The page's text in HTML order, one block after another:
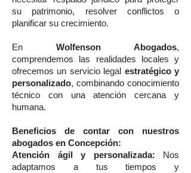
su patrimonio, resolver conflictos o
planificar su crecimiento.
En Wolfenson Abogados,
comprendemos las realidades locales y
ofrecemos un servicio legal estratégico y
personalizado, combinando conocimiento
técnico con una atención cercana y
humana.
Beneficios de contar con nuestros
abogados en Concepción:
Atención ágil y personalizada: Nos
adaptamos a tus tiempos y